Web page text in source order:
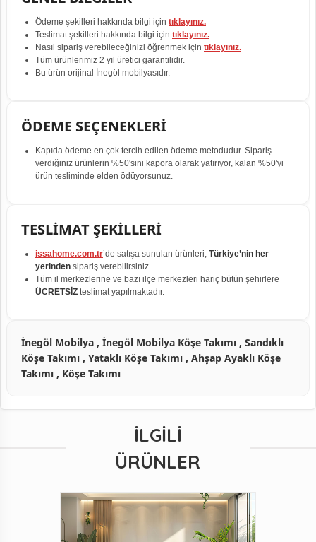
Ödeme şekilleri hakkında bilgi için tıklayınız.
Teslimat şekilleri hakkında bilgi için tıklayınız.
Nasıl sipariş verebileceğinizi öğrenmek için tıklayınız.
Tüm ürünlerimiz 2 yıl üretici garantilidir.
Bu ürün orijinal İnegöl mobilyasıdır.
ÖDEME SEÇENEKLERİ
Kapıda ödeme en çok tercih edilen ödeme metodudur. Sipariş
verdiğiniz ürünlerin %50'sini kapora olarak yatırıyor, kalan %50'yi
ürün tesliminde elden ödüyorsunuz.
TESLİMAT ŞEKİLLERİ
issahome.com.tr’de satışa sunulan ürünleri, Türkiye’nin her
yerinden sipariş verebilirsiniz.
Tüm il merkezlerine ve bazı ilçe merkezleri hariç bütün şehirlere
ÜCRETSİZ teslimat yapılmaktadır.
İnegöl Mobilya , İnegöl Mobilya Köşe Takımı , Sandıklı
Köşe Takımı , Yataklı Köşe Takımı , Ahşap Ayaklı Köşe
Takımı , Köşe Takımı
İLGILI
ÜRÜNLER